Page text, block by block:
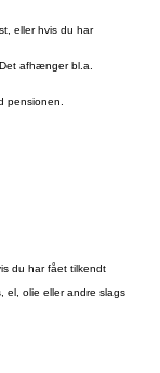
eller hvis du har
afhænger bl.a.
pensionen.
du har fået tilkendt
el, olie eller andre slags